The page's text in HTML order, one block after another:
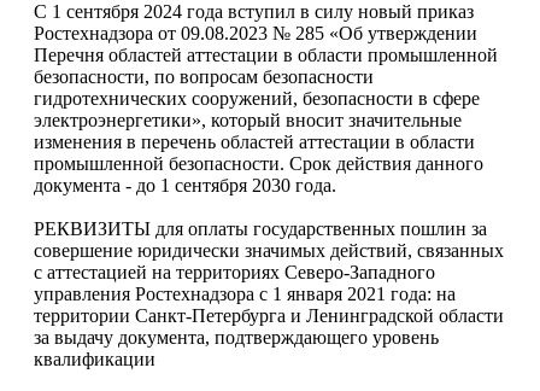
С 1 сентября 2024 года вступил в силу новый приказ
Ростехнадзора от 09.08.2023 № 285 «Об утверждении
Перечня областей аттестации в области промышленной
безопасности, по вопросам безопасности
гидротехнических сооружений, безопасности в сфере
электроэнергетики», который вносит значительные
изменения в перечень областей аттестации в области
промышленной безопасности. Срок действия данного
документа - до 1 сентября 2030 года.
РЕКВИЗИТЫ для оплаты государственных пошлин за
совершение юридически значимых действий, связанных
с аттестацией на территориях Северо-Западного
управления Ростехнадзора с 1 января 2021 года: на
территории Санкт-Петербурга и Ленинградской области
за выдачу документа, подтверждающего уровень
квалификации